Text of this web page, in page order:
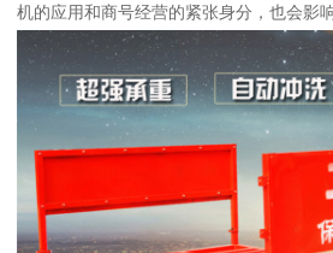
机的应用和商号经营的紧张身分，也会影